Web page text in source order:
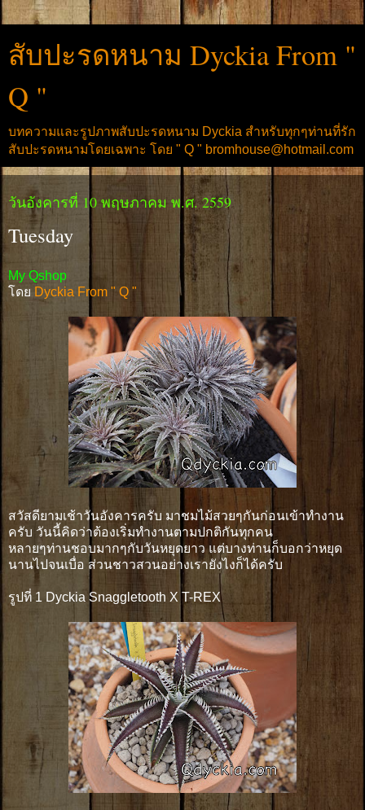
สับปะรดหนาม Dyckia From "
Q "
บทความและรูปภาพสับปะรดหนาม Dyckia สำหรับทุกๆท่านที่รัก
สับปะรดหนามโดยเฉพาะ โดย " Q " bromhouse@hotmail.com
วันอังคารที่ 10 พฤษภาคม พ.ศ. 2559
Tuesday
My Qshop
โดย Dyckia From " Q "
สวัสดียามเช้าวันอังคารครับ มาชมไม้สวยๆกันก่อนเข้าทำงาน
ครับ วันนี้คิดว่าต้องเริ่มทำงานตามปกติกันทุกคน
หลายๆท่านชอบมากๆกับวันหยุดยาว แต่บางท่านก็บอกว่าหยุด
นานไปจนเบื่อ ส่วนชาวสวนอย่างเรายังไงก็ได้ครับ
รูปที่ 1 Dyckia Snaggletooth X T-REX